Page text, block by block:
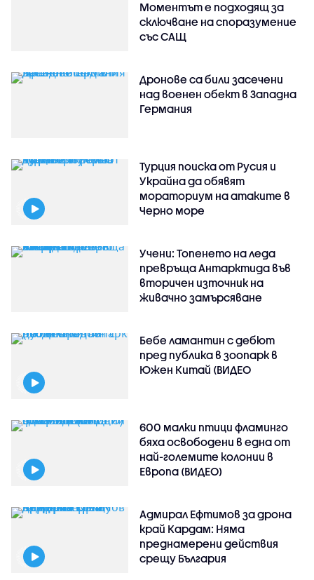
Моментът е подходящ за
сключване на споразумение
със САЩ
Дронове са били засечени
над военен обект в Западна
Германия
Турция поиска от Русия и
Украйна да обявят
мораториум на атаките в
Черно море
Учени: Топенето на леда
превръща Антарктида във
вторичен източник на
живачно замърсяване
Бебе ламантин с дебют
пред публика в зоопарк в
Южен Китай (ВИДЕО
600 малки птици фламинго
бяха освободени в една от
най-големите колонии в
Европа (ВИДЕО)
Адмирал Ефтимов за дрона
край Кардам: Няма
преднамерени действия
срещу България